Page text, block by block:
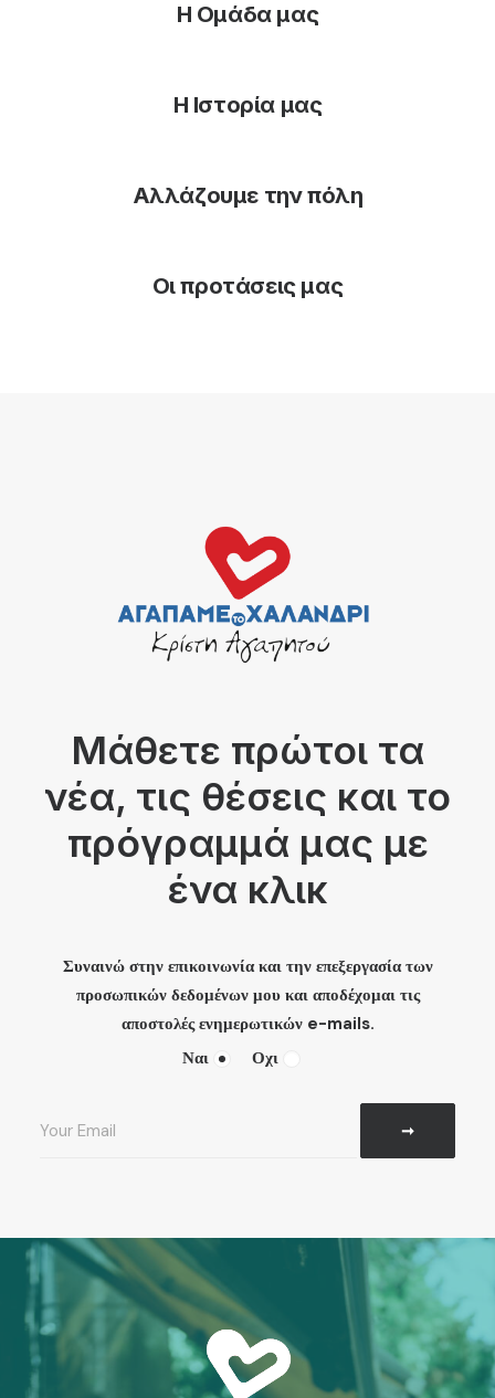
Η Ομάδα μας
Η Ιστορία μας
Αλλάζουμε την πόλη
Οι προτάσεις μας
Μάθετε πρώτοι τα
νέα, τις θέσεις και το
πρόγραμμά μας με
ένα κλικ
Συναινώ στην επικοινωνία και την επεξεργασία των
προσωπικών δεδομένων μου και αποδέχομαι τις
αποστολές ενημερωτικών e-mails.
Ναι
Οχι